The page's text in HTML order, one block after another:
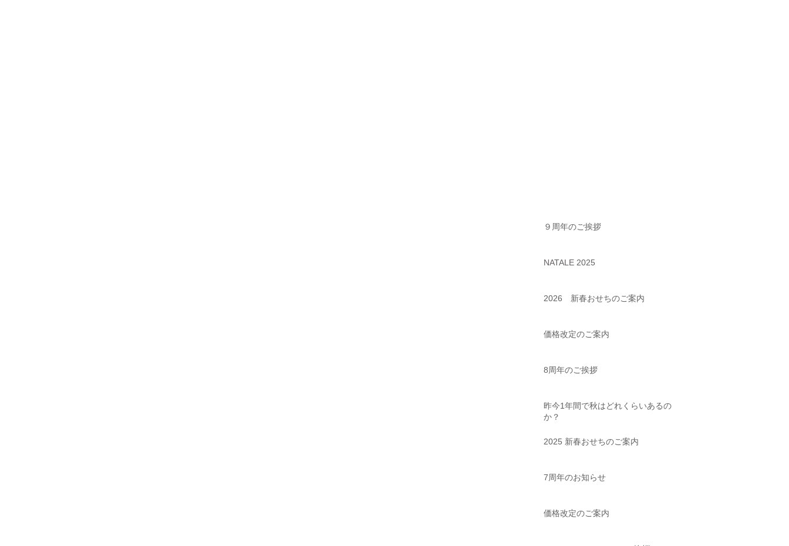
９周年のご挨拶
NATALE 2025
2026 新春おせちのご案内
価格改定のご案内
8周年のご挨拶
昨今1年間で秋はどれくらいあるの
か？
2025 新春おせちのご案内
7周年のお知らせ
価格改定のご案内